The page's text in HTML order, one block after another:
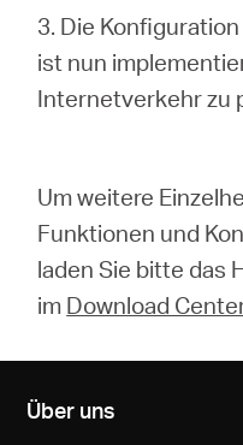
3. Die
ist nun
Internetverkehr zu
Um weitere
Funktionen und
laden Sie bitte das
im Download
Über uns